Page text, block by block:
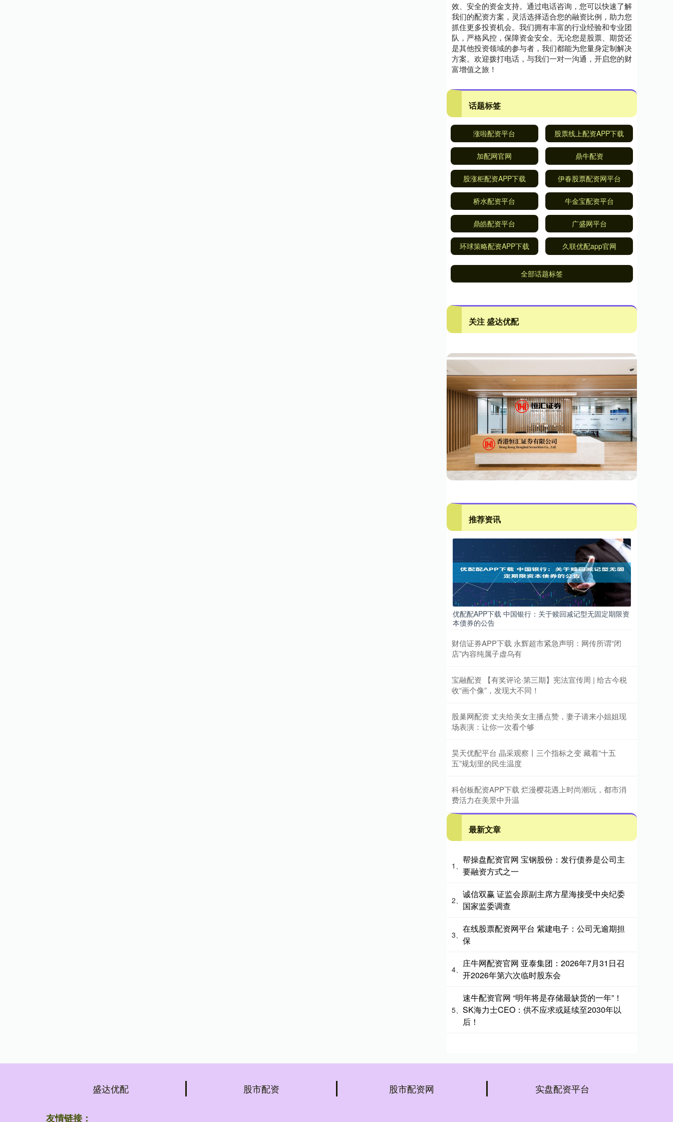
效、安全的资金支持。通过电话咨询，您可以快速了解
我们的配资方案，灵活选择适合您的融资比例，助力您
抓住更多投资机会。我们拥有丰富的行业经验和专业团
队，严格风控，保障资金安全。无论您是股票、期货还
是其他投资领域的参与者，我们都能为您量身定制解决
方案。欢迎拨打电话，与我们一对一沟通，开启您的财
富增值之旅！
话题标签
涨啦配资平台 股票线上配资APP下载
加配网官网 鼎牛配资
股涨柜配资APP下载 伊春股票配资网平台
桥水配资平台 牛金宝配资平台
鼎皓配资平台 广盛网平台
环球策略配资APP下载 久联优配app官网
全部话题标签
关注 盛达优配
推荐资讯
优配配APP下载 中国银行：关于赎回减记型无固定期限资
本债券的公告
财信证券APP下载 永辉超市紧急声明：网传所谓“闭
店”内容纯属子虚乌有
宝融配资 【有奖评论·第三期】宪法宣传周 | 给古今税
收“画个像”，发现大不同！
股巢网配资 丈夫给美女主播点赞，妻子请来小姐姐现
场表演：让你一次看个够
昊天优配平台 晶采观察丨三个指标之变 藏着“十五
五”规划里的民生温度
科创板配资APP下载 烂漫樱花遇上时尚潮玩，都市消
费活力在美景中升温
最新文章
1、
帮操盘配资官网 宝钢股份：发行债券是公司主
要融资方式之一
2、
诚信双赢 证监会原副主席方星海接受中央纪委
国家监委调查
3、
在线股票配资网平台 紫建电子：公司无逾期担
保
4、
庄牛网配资官网 亚泰集团：2026年7月31日召
开2026年第六次临时股东会
5、
速牛配资官网 “明年将是存储最缺货的一年”！
SK海力士CEO：供不应求或延续至2030年以
后！
盛达优配 股市配资 股市配资网 实盘配资平台
友情链接：